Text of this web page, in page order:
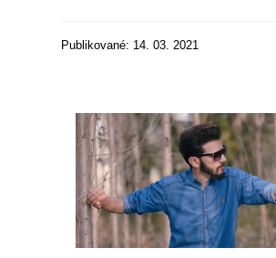
Publikované: 14. 03. 2021